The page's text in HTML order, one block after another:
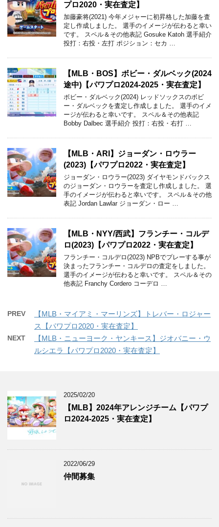
プロ2020・実在査定】
加藤豪将(2021) 今年メジャーに初昇格した加藤を査
定し作成しました。 選手のイメージが伝わると幸い
です。 スペル＆その他表記 Gosuke Katoh 選手紹介
投打：右投・左打 ポジション：セカ …
【MLB・BOS】ボビー・ダルベック(2024
途中)【パワプロ2024-2025・実在査定】
ボビー・ダルベック(2024) レッドソックスのボビ
ー・ダルベックを査定し作成しました。 選手のイメ
ージが伝わると幸いです。 スペル＆その他表記
Bobby Dalbec 選手紹介 投打：右投・右打 …
【MLB・ARI】ジョーダン・ロウラー
(2023)【パワプロ2022・実在査定】
ジョーダン・ロウラー(2023) ダイヤモンドバックス
のジョーダン・ロウラーを査定し作成しました。 選
手のイメージが伝わると幸いです。 スペル＆その他
表記 Jordan Lawlar ジョーダン・ロー …
【MLB・NYY/西武】フランチー・コルデ
ロ(2023)【パワプロ2022・実在査定】
フランチー・コルデロ(2023) NPBでプレーする事が
決まったフランチー・コルデロの査定をしました。
選手のイメージが伝わると幸いです。 スペル＆その
他表記 Franchy Cordero コーデロ …
PREV
【MLB・マイアミ・マーリンズ】トレバー・ロジャー
ス【パワプロ2020・実在査定】
NEXT
【MLB・ニューヨーク・ヤンキース】ジオバニー・ウ
ルシエラ【パワプロ2020・実在査定】
2025/02/20
【MLB】2024年アレンジチーム【パワプ
ロ2024-2025・実在査定】
2022/06/29
仲間募集